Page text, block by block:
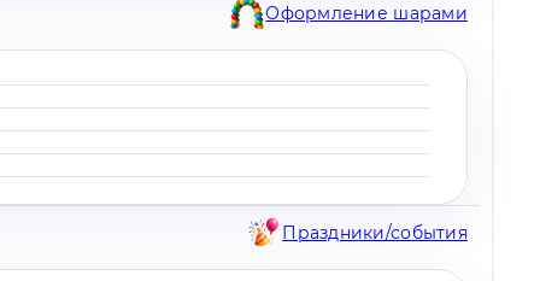
Оформление шарами
Праздники/события